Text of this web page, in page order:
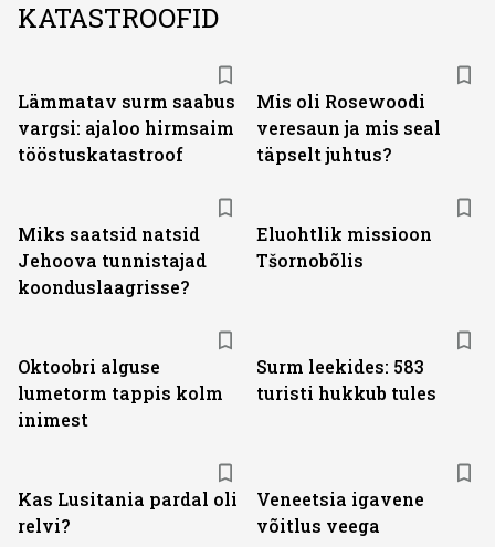
KATASTROOFID
Lämmatav surm saabus
vargsi: ajaloo hirmsaim
tööstuskatastroof
Mis oli Rosewoodi
veresaun ja mis seal
täpselt juhtus?
Miks saatsid natsid
Jehoova tunnistajad
koonduslaagrisse?
Eluohtlik missioon
Tšornobõlis
Oktoobri alguse
lumetorm tappis kolm
inimest
Surm leekides: 583
turisti hukkub tules
Kas Lusitania pardal oli
relvi?
Veneetsia igavene
võitlus veega